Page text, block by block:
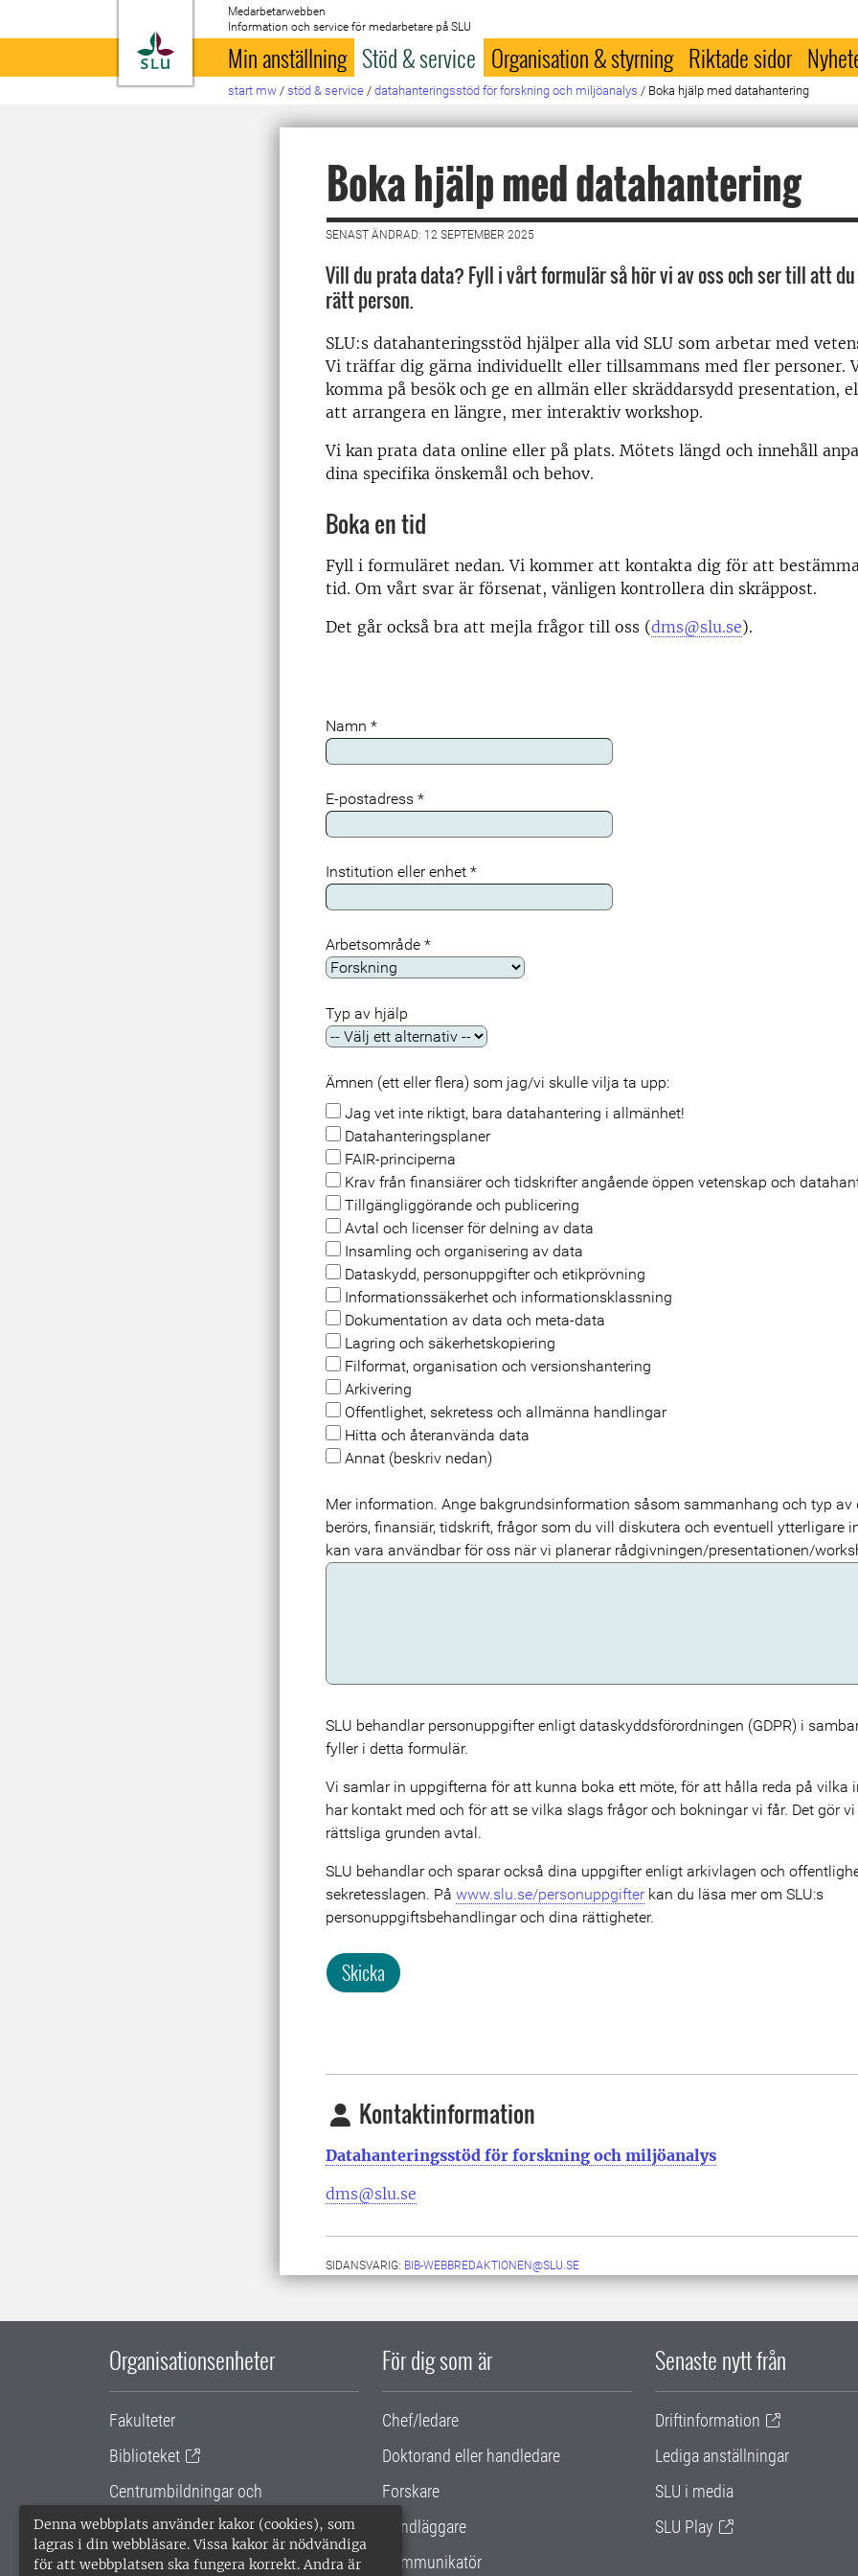
Denna webbplats använder kakor (cookies), som
lagras i din webbläsare. Vissa kakor är nödvändiga
för att webbplatsen ska fungera korrekt. Andra är
Till startsida
Medarbetarwebben
Information och service för medarbetare på SLU
Min anställning Stöd & service Organisation & styrning Riktade sidor
start mw / stöd & service / datahanteringsstöd för forskning och miljöanalys / Boka hjälp med datahantering
Boka hjälp med datahantering
SENAST ÄNDRAD: 12 SEPTEMBER 2025
Vill du prata data? Fyll i vårt formulär så hör vi av oss och ser till att
rätt person.
SLU:s datahanteringsstöd hjälper alla vid SLU som arbetar med
Vi träffar dig gärna individuellt eller tillsammans med fler personer.
komma på besök och ge en allmän eller skräddarsydd presentation,
att arrangera en längre, mer interaktiv workshop.
Vi kan prata data online eller på plats. Mötets längd och innehåll
dina specifika önskemål och behov.
Boka en tid
Fyll i formuläret nedan. Vi kommer att kontakta dig för att
tid. Om vårt svar är försenat, vänligen kontrollera din skräppost.
Det går också bra att mejla frågor till oss (dms@slu.se).
Namn *
E-postadress *
Institution eller enhet *
Arbetsområde *
Typ av hjälp
Ämnen (ett eller flera) som jag/vi skulle vilja ta upp:
Jag vet inte riktigt, bara datahantering i allmänhet!
Datahanteringsplaner
FAIR-principerna
Krav från finansiärer och tidskrifter angående öppen vetenskap och
Tillgängliggörande och publicering
Avtal och licenser för delning av data
Insamling och organisering av data
Dataskydd, personuppgifter och etikprövning
Informationssäkerhet och informationsklassning
Dokumentation av data och meta-data
Lagring och säkerhetskopiering
Filformat, organisation och versionshantering
Arkivering
Offentlighet, sekretess och allmänna handlingar
Hitta och återanvända data
Annat (beskriv nedan)
Mer information. Ange bakgrundsinformation såsom sammanhang och typ av
berörs, finansiär, tidskrift, frågor som du vill diskutera och eventuell ytterligare
kan vara användbar för oss när vi planerar rådgivningen/presentationen/
Meta
SLU behandlar personuppgifter enligt dataskyddsförordningen (GDPR) i
fyller i detta formulär.
Vi samlar in uppgifterna för att kunna boka ett möte, för att hålla reda på vilka
har kontakt med och för att se vilka slags frågor och bokningar vi får. Det gör
rättsliga grunden avtal.
SLU behandlar och sparar också dina uppgifter enligt arkivlagen och
sekretesslagen. På www.slu.se/personuppgifter kan du läsa mer om SLU:s
personuppgiftsbehandlingar och dina rättigheter.
Skicka
Kontaktinformation
Datahanteringsstöd för forskning och miljöanalys
dms@slu.se
SIDANSVARIG: BIB-WEBBREDAKTIONEN@SLU.SE
Organisationsenheter
Fakulteter
Biblioteket
Centrumbildningar och
samarbetsprojekt
Gemensamma verksamhetsstödet
För dig som är
Chef/ledare
Doktorand eller handledare
Forskare
Handläggare
Kommunikatör
Senaste nytt från
Driftinformation
Lediga anställningar
SLU i media
SLU Play